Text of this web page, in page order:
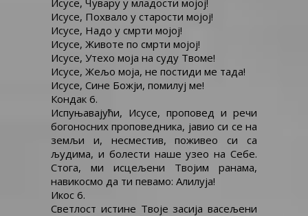
Исусе, Чувару у младости мојој!
Исусе, Похвало у старости мојој!
Исусе, Надо у смрти мојој!
Исусе, Животе по смрти мојој!
Исусе, Утехо моја на суду Твоме!
Исусе, Жељо моја, не постиди ме тада!
Исусе, Сине Божји, помилуј ме!
Кондак 6.
Испуњавајући, Исусе, проповед и речи
богоносних проповедника, јавио си се на
земљи и, несместив, поживео си са
људима, и болести наше узео на Себе.
Стога, ми исцељени Твојим ранама,
навикосмо да ти певамо: Алилуја!
Икос 6.
Светлост истине Твоје засија васељени